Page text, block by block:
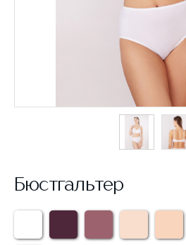
Бюстгальтер